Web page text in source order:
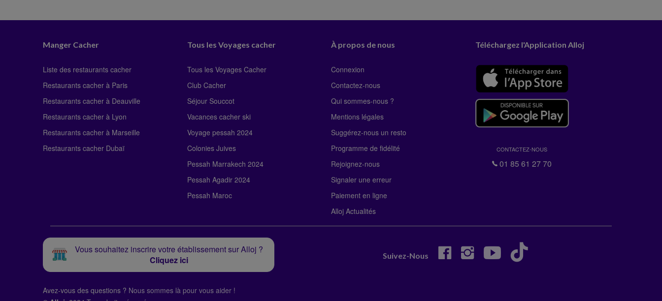
Manger Cacher
Liste des restaurants cacher
Restaurants cacher à Paris
Restaurants cacher à Deauville
Restaurants cacher à Lyon
Restaurants cacher à Marseille
Restaurants cacher Dubaï
Tous les Voyages cacher
Tous les Voyages Cacher
Club Cacher
Séjour Souccot
Vacances cacher ski
Voyage pessah 2024
Colonies Juives
Pessah Marrakech 2024
Pessah Agadir 2024
Pessah Maroc
À propos de nous
Connexion
Contactez-nous
Qui sommes-nous ?
Mentions légales
Suggérez-nous un resto
Programme de fidélité
Rejoignez-nous
Signaler une erreur
Paiement en ligne
Alloj Actualités
Téléchargez l'Application Alloj
CONTACTEZ-NOUS
01 85 61 27 70
Vous souhaitez inscrire votre établissement sur Alloj ?
Cliquez ici
Suivez-Nous
Avez-vous des questions ? Nous sommes là pour vous aider !